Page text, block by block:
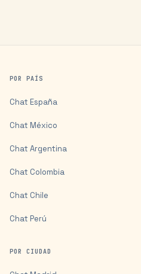
POR PAÍS
Chat España
Chat México
Chat Argentina
Chat Colombia
Chat Chile
Chat Perú
POR CIUDAD